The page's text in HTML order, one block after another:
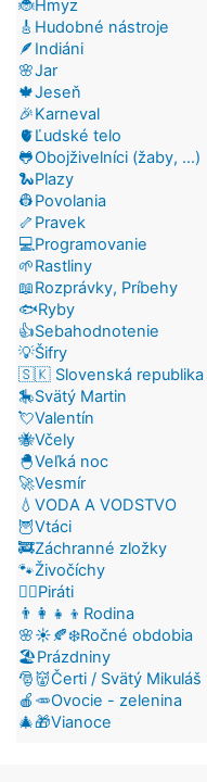
🐞Hmyz
🎸Hudobné nástroje
🪶Indiáni
🌸Jar
🍁Jeseň
🎉Karneval
🫀Ľudské telo
🐸Obojživelníci (žaby, ...)
🐍Plazy
👷Povolania
🦴Pravek
💻Programovanie
🌱Rastliny
📖Rozprávky, Príbehy
🐟Ryby
👍Sebahodnotenie
💡Šifry
🇸🇰 Slovenská republika
🎠Svätý Martin
💘Valentín
🐝Včely
🐣Veľká noc
🚀Vesmír
💧VODA A VODSTVO
🦉Vtáci
🚒Záchranné zložky
🐾Živočíchy
🏴‍☠️Piráti
👨‍👩‍👧‍👦Rodina
🌸☀️🍂❄️Ročné obdobia
🏖️Prázdniny
🎅👹Čerti / Svätý Mikuláš
🍎🥕Ovocie - zelenina
🎄🎁Vianoce